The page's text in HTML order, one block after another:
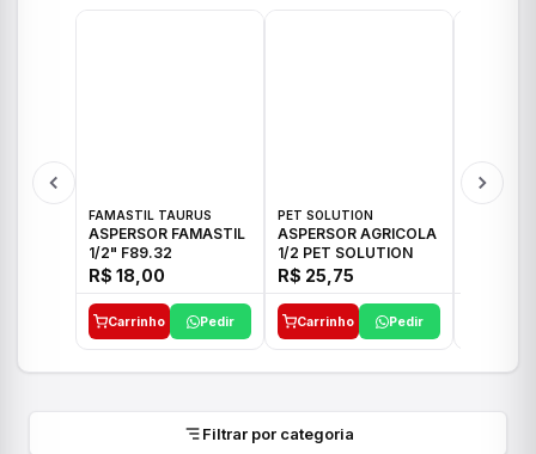
FAMASTIL TAURUS
ASPERSOR FAMASTIL
1/2" F89.32
R$ 18,00
Carrinho Pedir
PET SOLUTION
ASPERSOR AGRICOLA
1/2 PET SOLUTION
R$ 25,75
Carrinho Pedir
Filtrar por categoria